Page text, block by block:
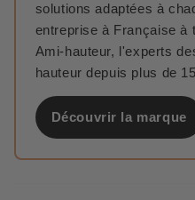
solutions adaptées à
entreprise à Française à
Ami-hauteur, l'experts
hauteur depuis plus de
Découvrir la marque